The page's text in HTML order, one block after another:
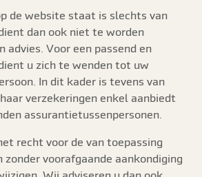
de website staat is slechts van
dan ook niet te worden
advies. Voor een passend en
u zich te wenden tot uw
In dit kader is tevens van
verzekeringen enkel aanbiedt
assurantietussenpersonen.
recht voor de van toepassing
zonder voorafgaande aankondiging